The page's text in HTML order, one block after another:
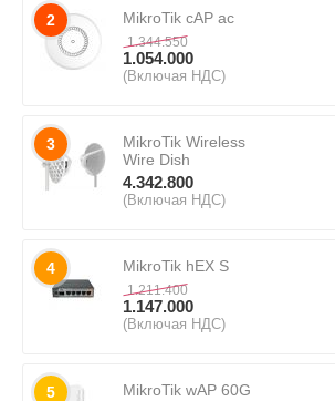
2 MikroTik cAP ac
1.344.550
1.054.000
(Включая НДС)
3
MikroTik Wireless
Wire Dish
4.342.800
(Включая НДС)
4 MikroTik hEX S
1.211.400
1.147.000
(Включая НДС)
5 MikroTik wAP 60G